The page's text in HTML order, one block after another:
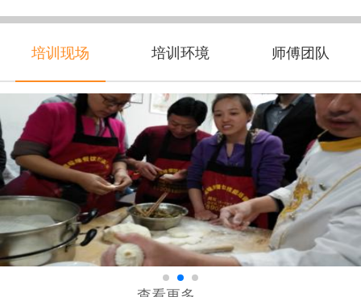
培训现场 培训环境 师傅团队